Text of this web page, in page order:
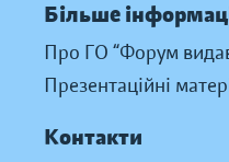
Більше
Про ГО “Форум
Презентаційні
Контакти